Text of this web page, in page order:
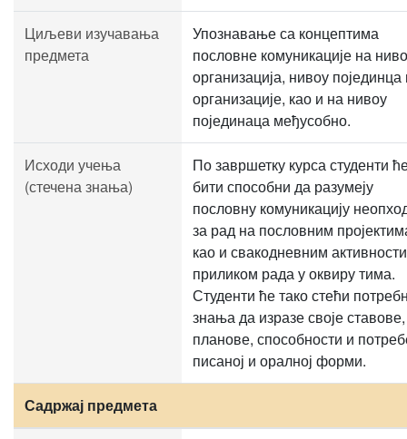
Циљеви изучавања
предмета
Упознавање са концептима
пословне комуникације на
организација, нивоу појединца
организације, као и на нивоу
појединаца међусобно.
Исходи учења
(стечена знања)
По завршетку курса студенти
бити способни да разумеју
пословну комуникацију
за рад на пословним
као и свакодневним
приликом рада у оквиру тима.
Студенти ће тако стећи
знања да изразе своје ставове,
планове, способности и
писаној и оралној форми.
Садржај предмета